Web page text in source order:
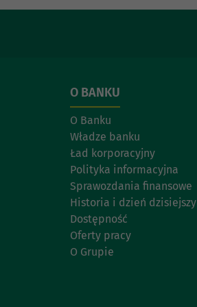
O BANKU
O Banku
Władze banku
Ład korporacyjny
Polityka informacyjna
Sprawozdania finansowe
Historia i dzień dzisiejszy
Dostępność
Oferty pracy
O Grupie